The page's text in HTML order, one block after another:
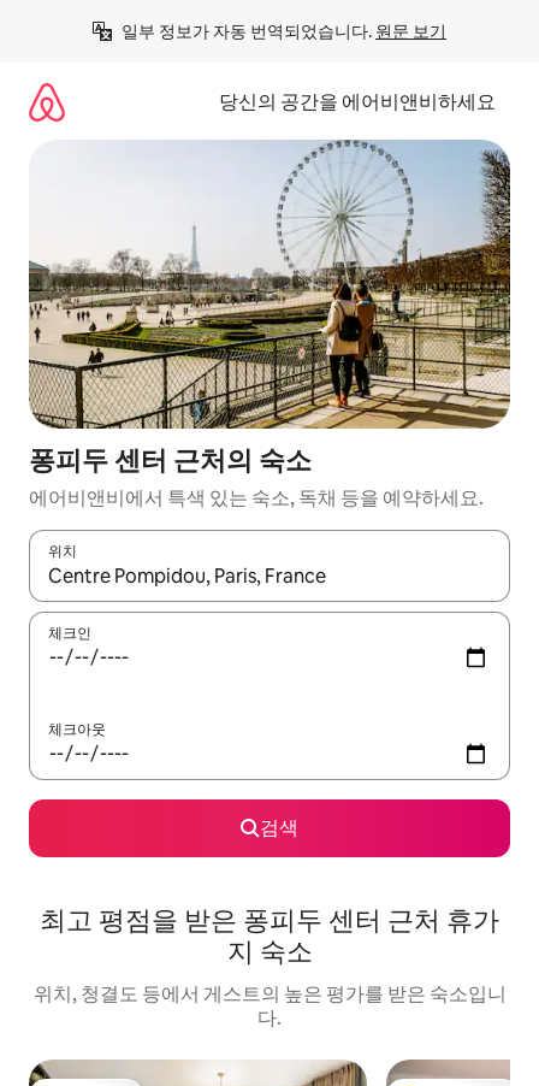
일부 정보가 자동 번역되었습니다. 원문 보기
당신의 공간을 에어비앤비하세요
퐁피두 센터 근처의 숙소
에어비앤비에서 특색 있는 숙소, 독채 등을 예약하세요.
위치
결과가 나오면 위·아래 화살표 키를 사용하거나 터치 또는 스와이
체크인
체크아웃
검색
최고 평점을 받은 퐁피두 센터 근처 휴가
지 숙소
위치, 청결도 등에서 게스트의 높은 평가를 받은 숙소입니
다.